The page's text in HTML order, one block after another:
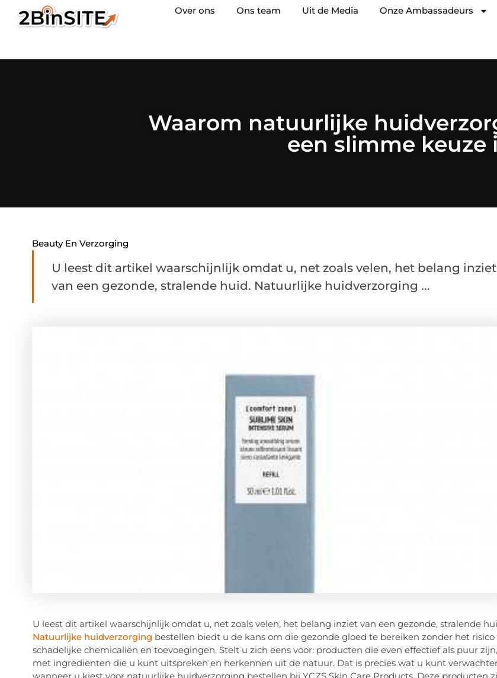
Over ons Ons team Uit de Media Onze Ambassadeurs
Waarom natuurlijke
een slimme keuze
Beauty En Verzorging
U leest dit artikel waarschijnlijk omdat u, net zoals velen, het belang inziet
van een gezonde, stralende huid. Natuurlijke huidverzorging ...
U leest dit artikel waarschijnlijk omdat u, net zoals velen, het belang inziet van een gezonde, stralende
Natuurlijke huidverzorging bestellen biedt u de kans om die gezonde gloed te bereiken zonder het risico
schadelijke chemicaliën en toevoegingen. Stelt u zich eens voor: producten die even effectief als puur zijn,
met ingrediënten die u kunt uitspreken en herkennen uit de natuur. Dat is precies wat u kunt